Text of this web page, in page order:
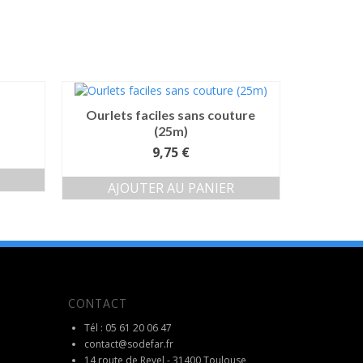
Ourlets faciles sans couture
(25m)
9,75 €
AJOUTER AU PANIER
CONTACT
Tél : 05 61 20 06 47
contact@sodefar.fr
14 route de Revel - 31400 Toulouse